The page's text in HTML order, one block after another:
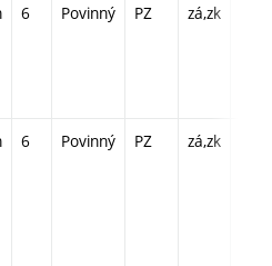
6 Povinný PZ zá,zk
6 Povinný PZ zá,zk